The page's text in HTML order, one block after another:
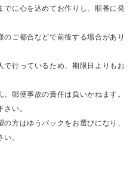
でに心を込めてお作りし、順番に発
のご都合などで前後する場合があり
で行っているため、期限日よりもお
郵便事故の責任は負いかねます。
い。
方はゆうパックをお選びになり、
。